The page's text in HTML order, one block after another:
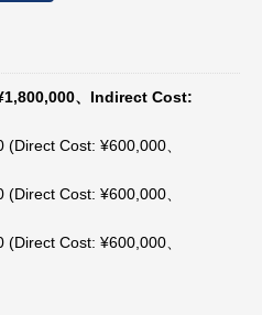
、Indirect Cost:
Cost: ¥600,000、
Cost: ¥600,000、
Cost: ¥600,000、